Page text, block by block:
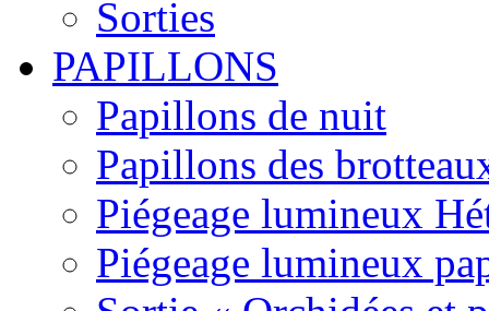
Sorties
PAPILLONS
Papillons de nuit
Papillons des
Piégeage lumineux
Piégeage lumineux